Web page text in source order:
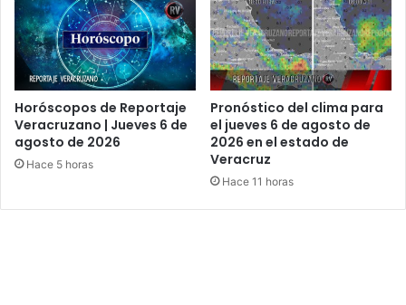
Horóscopos de Reportaje
Veracruzano | Jueves 6 de
agosto de 2026
Hace 5 horas
Pronóstico del clima para
el jueves 6 de agosto de
2026 en el estado de
Veracruz
Hace 11 horas